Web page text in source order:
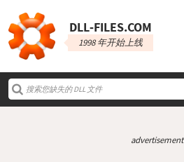
DLL‑FILES.COM
1998 年开始上线
advertisement